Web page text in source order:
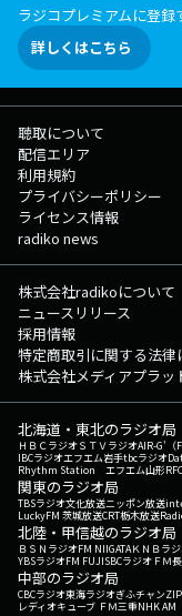
ラジコプレミアムに登
詳しくはこちら
聴取について
配信エリア
利用規約
プライバシーポリシー
ライセンス情報
radiko news
株式会社radikoについて
ニュースリリース
採用情報
特定商取引に関する法律
株式会社メディアプラ
北海道・東北のラジオ局
ＨＢＣラジオＳＴＶラジオAIR-G'（
IBCラジオエフエム岩手tbcラジオ
Rhythm Station エフエム山形
関東のラジオ局
TBSラジオ文化放送ニッポン放送
LuckyFM 茨城放送CRT栃木放送
北陸・甲信越のラジオ局
ＢＳＮラジオFM NIIGATAＫＮＢラ
YBSラジオFM FUJISBCラジオ ＦＭ
中部のラジオ局
CBCラジオ東海ラジオぎふチャン
レディオキューブ ＦＭ三重NHK AM